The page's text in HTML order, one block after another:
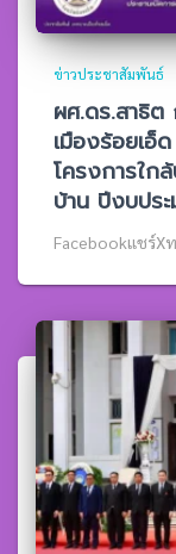
ข่าวประชาสัมพันธ์
ผศ.ดร.สาธิ
เมืองร้อยเอ็
โครงการใก
บ้าน ปีงบปร
Facebookแชร์X